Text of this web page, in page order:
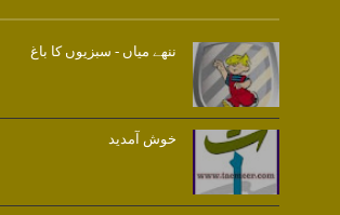
ننھے میاں - سبزیوں کا باغ
خوش آمدید